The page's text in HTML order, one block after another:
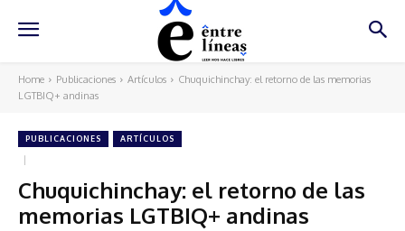
Home Publicaciones Artículos
Chuquichinchay: el retorno de las memorias
LGTBIQ+ andinas
PUBLICACIONES ARTÍCULOS
Chuquichinchay: el retorno de las
memorias LGTBIQ+ andinas